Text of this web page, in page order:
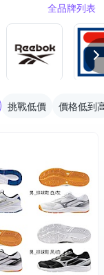
全品牌列表
挑戰低價 價格低到